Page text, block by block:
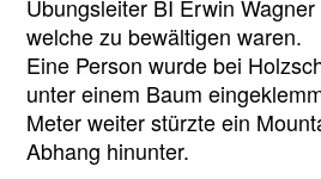
Übungsleiter BI Erwin
welche zu bewältigen waren.
Eine Person wurde bei
unter einem Baum
Meter weiter stürzte ein
Abhang hinunter.